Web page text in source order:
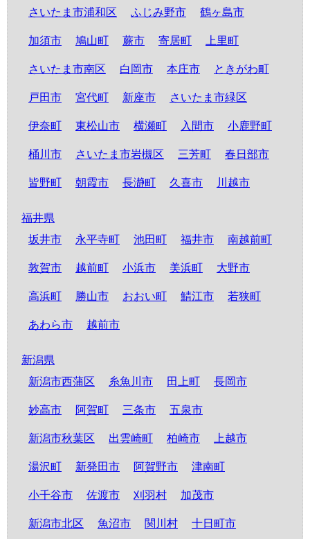
さいたま市浦和区 ふじみ野市 鶴ヶ島市
加須市 鳩山町 蕨市 寄居町 上里町
さいたま市南区 白岡市 本庄市 ときがわ町
戸田市 宮代町 新座市 さいたま市緑区
伊奈町 東松山市 横瀬町 入間市 小鹿野町
桶川市 さいたま市岩槻区 三芳町 春日部市
皆野町 朝霞市 長瀞町 久喜市 川越市
福井県
坂井市
永平寺町 池田町 福井市 南越前町
敦賀市 越前町 小浜市 美浜町 大野市
高浜町 勝山市 おおい町 鯖江市 若狭町
あわら市 越前市
新潟県
新潟市西蒲区
糸魚川市 田上町 長岡市
妙高市 阿賀町 三条市 五泉市
新潟市秋葉区 出雲崎町 柏崎市 上越市
湯沢町 新発田市 阿賀野市 津南町
小千谷市 佐渡市 刈羽村 加茂市
新潟市北区 魚沼市 関川村 十日町市